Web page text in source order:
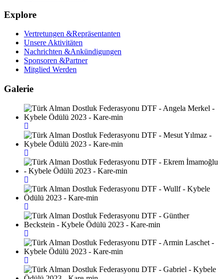
Explore
Vertretungen &Repräsentanten
Unsere Aktivitäten
Nachrichten &Ankündigungen
Sponsoren &Partner
Mitglied Werden
Galerie